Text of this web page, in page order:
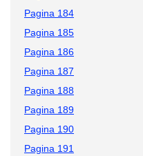
Pagina 184
Pagina 185
Pagina 186
Pagina 187
Pagina 188
Pagina 189
Pagina 190
Pagina 191